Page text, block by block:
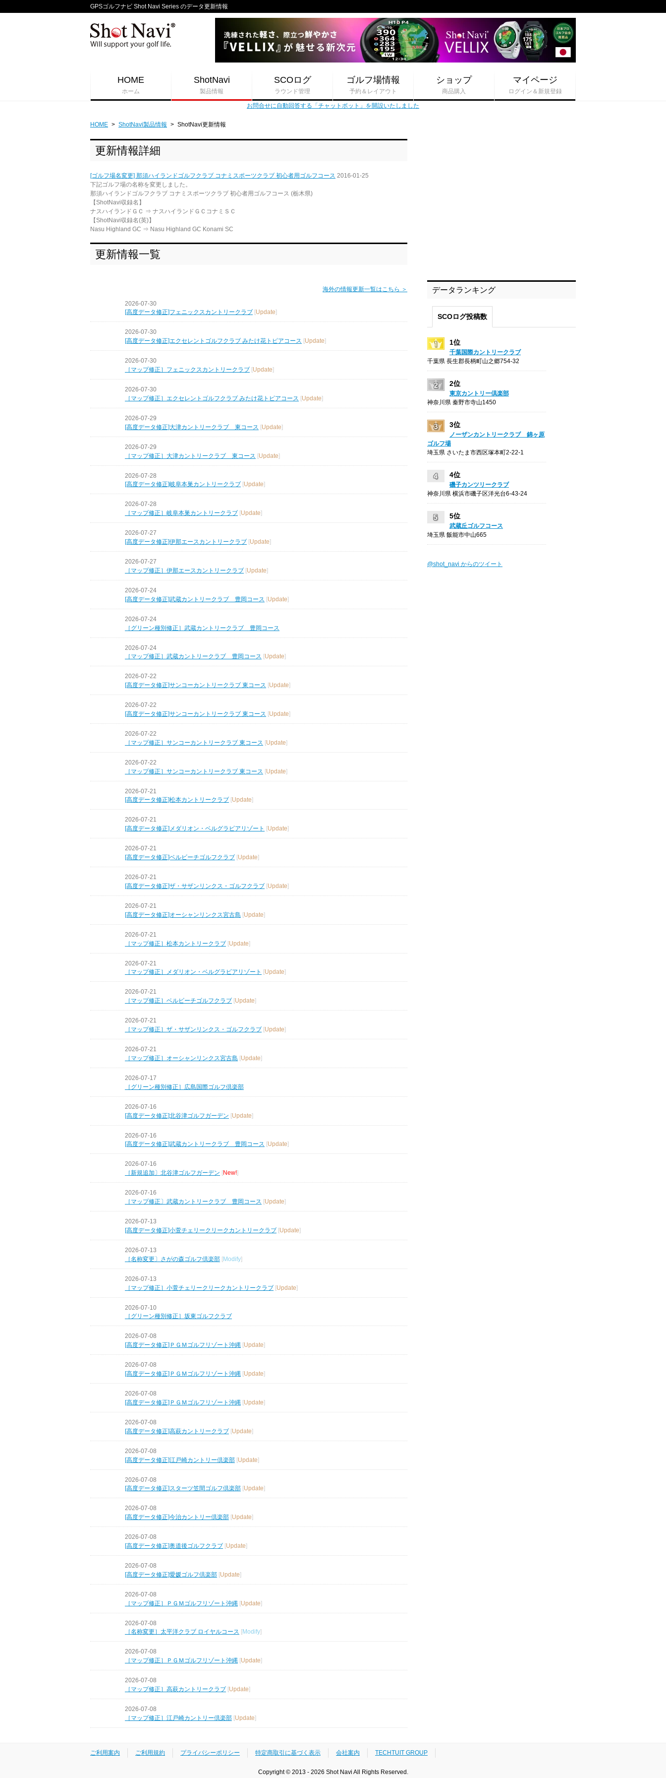
GPSゴルフナビ Shot Navi Series のデータ更新情報
HOME
ホーム
ShotNavi
製品情報
SCOログ
ラウンド管理
ゴルフ場情報
予約＆レイアウト
ショップ
商品購入
マイページ
ログイン＆新規登録
お問合せに自動回答する「チャットボット」を開設いたしました
HOME > ShotNavi製品情報 > ShotNavi更新情報
更新情報詳細
[ゴルフ場名変更] 那須ハイランドゴルフクラブ コナミスポーツクラブ 初心者用ゴルフコース 2016-01-25
下記ゴルフ場の名称を変更しました。
那須ハイランドゴルフクラブ コナミスポーツクラブ 初心者用ゴルフコース (栃木県)
【ShotNavi収録名】
ナスハイランドＧＣ ⇒ ナスハイランドＧＣコナミＳＣ
【ShotNavi収録名(英)】
Nasu Highland GC ⇒ Nasu Highland GC Konami SC
更新情報一覧
海外の情報更新一覧はこちら ＞
2026-07-30
[高度データ修正]フェニックスカントリークラブ [Update]
2026-07-30
[高度データ修正]エクセレントゴルフクラブ みたけ花トピアコース [Update]
2026-07-30
［マップ修正］フェニックスカントリークラブ [Update]
2026-07-30
［マップ修正］エクセレントゴルフクラブ みたけ花トピアコース [Update]
2026-07-29
[高度データ修正]大津カントリークラブ 東コース [Update]
2026-07-29
［マップ修正］大津カントリークラブ 東コース [Update]
2026-07-28
[高度データ修正]岐阜本巣カントリークラブ [Update]
2026-07-28
［マップ修正］岐阜本巣カントリークラブ [Update]
2026-07-27
[高度データ修正]伊那エースカントリークラブ [Update]
2026-07-27
［マップ修正］伊那エースカントリークラブ [Update]
2026-07-24
[高度データ修正]武蔵カントリークラブ 豊岡コース [Update]
2026-07-24
［グリーン種別修正］武蔵カントリークラブ 豊岡コース
2026-07-24
［マップ修正］武蔵カントリークラブ 豊岡コース [Update]
2026-07-22
[高度データ修正]サンコーカントリークラブ 東コース [Update]
2026-07-22
[高度データ修正]サンコーカントリークラブ 東コース [Update]
2026-07-22
［マップ修正］サンコーカントリークラブ 東コース [Update]
2026-07-22
［マップ修正］サンコーカントリークラブ 東コース [Update]
2026-07-21
[高度データ修正]松本カントリークラブ [Update]
2026-07-21
[高度データ修正]メダリオン・ベルグラビアリゾート [Update]
2026-07-21
[高度データ修正]ベルビーチゴルフクラブ [Update]
2026-07-21
[高度データ修正]ザ・サザンリンクス・ゴルフクラブ [Update]
2026-07-21
[高度データ修正]オーシャンリンクス宮古島 [Update]
2026-07-21
［マップ修正］松本カントリークラブ [Update]
2026-07-21
［マップ修正］メダリオン・ベルグラビアリゾート [Update]
2026-07-21
［マップ修正］ベルビーチゴルフクラブ [Update]
2026-07-21
［マップ修正］ザ・サザンリンクス・ゴルフクラブ [Update]
2026-07-21
［マップ修正］オーシャンリンクス宮古島 [Update]
2026-07-17
［グリーン種別修正］広島国際ゴルフ倶楽部
2026-07-16
[高度データ修正]北谷津ゴルフガーデン [Update]
2026-07-16
[高度データ修正]武蔵カントリークラブ 豊岡コース [Update]
2026-07-16
［新規追加〕北谷津ゴルフガーデン [New!]
2026-07-16
［マップ修正〕武蔵カントリークラブ 豊岡コース [Update]
2026-07-13
[高度データ修正]小萱チェリークリークカントリークラブ [Update]
2026-07-13
［名称変更〕さがの森ゴルフ倶楽部 [Modify]
2026-07-13
［マップ修正］小萱チェリークリークカントリークラブ [Update]
2026-07-10
［グリーン種別修正］坂東ゴルフクラブ
2026-07-08
[高度データ修正]ＰＧＭゴルフリゾート沖縄 [Update]
2026-07-08
[高度データ修正]ＰＧＭゴルフリゾート沖縄 [Update]
2026-07-08
[高度データ修正]ＰＧＭゴルフリゾート沖縄 [Update]
2026-07-08
[高度データ修正]高萩カントリークラブ [Update]
2026-07-08
[高度データ修正]江戸崎カントリー倶楽部 [Update]
2026-07-08
[高度データ修正]スターツ笠間ゴルフ倶楽部 [Update]
2026-07-08
[高度データ修正]今治カントリー倶楽部 [Update]
2026-07-08
[高度データ修正]奥道後ゴルフクラブ [Update]
2026-07-08
[高度データ修正]愛媛ゴルフ倶楽部 [Update]
2026-07-08
［マップ修正］ＰＧＭゴルフリゾート沖縄 [Update]
2026-07-08
［名称変更］太平洋クラブ ロイヤルコース [Modify]
2026-07-08
［マップ修正］ＰＧＭゴルフリゾート沖縄 [Update]
2026-07-08
［マップ修正］高萩カントリークラブ [Update]
2026-07-08
［マップ修正］江戸崎カントリー倶楽部 [Update]
データランキング
SCOログ投稿数
1位
千葉国際カントリークラブ
千葉県 長生郡長柄町山之郷754-32
2位
東京カントリー倶楽部
神奈川県 秦野市寺山1450
3位
ノーザンカントリークラブ 錦ヶ原
ゴルフ場
埼玉県 さいたま市西区塚本町2-22-1
4位
磯子カンツリークラブ
神奈川県 横浜市磯子区洋光台6-43-24
5位
武蔵丘ゴルフコース
埼玉県 飯能市中山665
@shot_navi からのツイート
ご利用案内 ご利用規約 プライバシーポリシー 特定商取引に基づく表示 会社案内 TECHTUIT GROUP
Copyright © 2013 - 2026 Shot Navi All Rights Reserved.